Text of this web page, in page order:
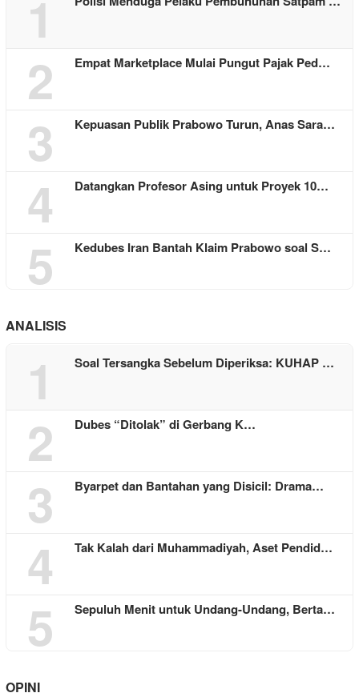
1
2 Empat Marketplace Mulai Pungut Pajak Ped…
3 Kepuasan Publik Prabowo Turun, Anas Sara…
4 Datangkan Profesor Asing untuk Proyek 10…
5 Kedubes Iran Bantah Klaim Prabowo soal S…
ANALISIS
1 Soal Tersangka Sebelum Diperiksa: KUHAP …
2 Dubes “Ditolak” di Gerbang K…
3 Byarpet dan Bantahan yang Disicil: Drama…
4 Tak Kalah dari Muhammadiyah, Aset Pendid…
5 Sepuluh Menit untuk Undang-Undang, Berta…
OPINI